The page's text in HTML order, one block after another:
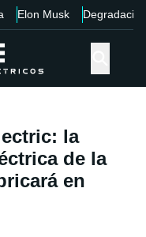
Elon Musk Degradación
la
de la
en